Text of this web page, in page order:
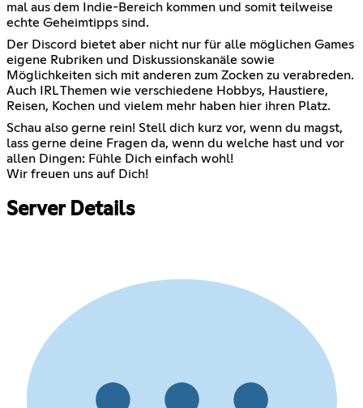
mal aus dem Indie-Bereich kommen und somit teilweise
echte Geheimtipps sind.
Der Discord bietet aber nicht nur für alle möglichen Games
eigene Rubriken und Diskussionskanäle sowie
Möglichkeiten sich mit anderen zum Zocken zu verabreden.
Auch IRL Themen wie verschiedene Hobbys, Haustiere,
Reisen, Kochen und vielem mehr haben hier ihren Platz.
Schau also gerne rein! Stell dich kurz vor, wenn du magst,
lass gerne deine Fragen da, wenn du welche hast und vor
allen Dingen: Fühle Dich einfach wohl!
Wir freuen uns auf Dich!
Server Details